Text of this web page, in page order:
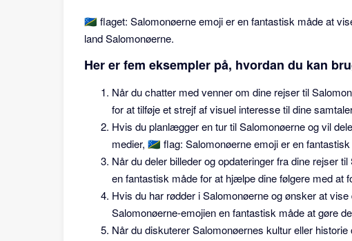
🇸🇧 flaget: Salomonøerne emoji er en fantastisk måde at
land Salomonøerne.
Her er fem eksempler på, hvordan du kan
Når du chatter med venner om dine rejser til
for at tilføje et strejf af visuel interesse til dine
Hvis du planlægger en tur til Salomonøerne og vil
medier, 🇸🇧 flag: Salomonøerne emoji er en
Når du deler billeder og opdateringer fra dine rejser
en fantastisk måde for at hjælpe dine følgere med at
Hvis du har rødder i Salomonøerne og ønsker at
Salomonøerne-emojien en fantastisk måde at gøre
Når du diskuterer Salomonøernes kultur eller